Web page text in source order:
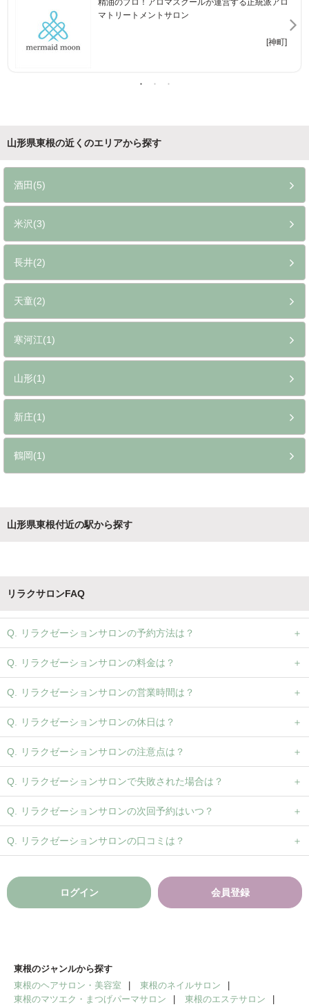
マトリートメントサロン
[神町]
山形県東根の近くのエリアから探す
酒田(5)
米沢(3)
長井(2)
天童(2)
寒河江(1)
山形(1)
新庄(1)
鶴岡(1)
山形県東根付近の駅から探す
リラクサロンFAQ
リラクゼーションサロンの予約方法は？
リラクゼーションサロンの料金は？
リラクゼーションサロンの営業時間は？
リラクゼーションサロンの休日は？
リラクゼーションサロンの注意点は？
リラクゼーションサロンで失敗された場合は？
リラクゼーションサロンの次回予約はいつ？
リラクゼーションサロンの口コミは？
ログイン 会員登録
東根のジャンルから探す
東根のヘアサロン・美容室
東根のネイルサロン
東根のマツエク・まつげパーマサロン
東根のエステサロン